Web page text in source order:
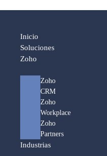
Inicio
Soluciones
Zoho
Zoho
CRM
Zoho
Workplace
Zoho
Partners
Industrias